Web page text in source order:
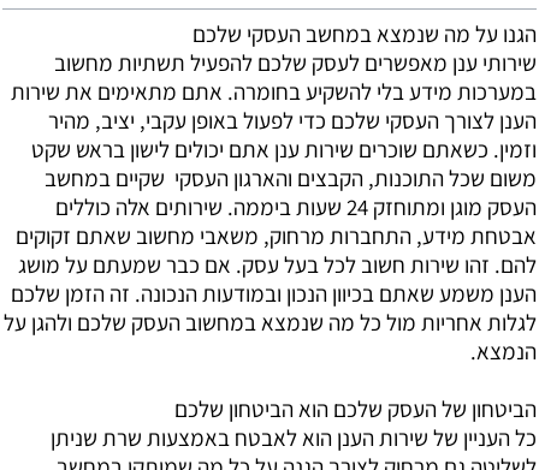
הגנו על מה שנמצא במחשב העסקי שלכם
שירותי ענן מאפשרים לעסק שלכם להפעיל תשתיות מחשוב
במערכות מידע בלי להשקיע בחומרה. אתם מתאימים את שירות
הענן לצורך העסקי שלכם כדי לפעול באופן עקבי, יציב, מהיר
וזמין. כשאתם שוכרים שירות ענן אתם יכולים לישון בראש שקט
משום שכל התוכנות, הקבצים והארגון העסקי שקיים במחשב
העסק מוגן ומתוחזק 24 שעות ביממה. שירותים אלה כוללים
אבטחת מידע, התחברות מרחוק, משאבי מחשוב שאתם זקוקים
להם. זהו שירות חשוב לכל בעל עסק. אם כבר שמעתם על מושג
הענן משמע שאתם בכיוון הנכון ובמודעות הנכונה. זה הזמן שלכם
לגלות אחריות מול כל מה שנמצא במחשוב העסק שלכם ולהגן על
הנמצא.
הביטחון של העסק שלכם הוא הביטחון שלכם
כל העניין של שירות הענן הוא לאבטח באמצעות שרת שניתן